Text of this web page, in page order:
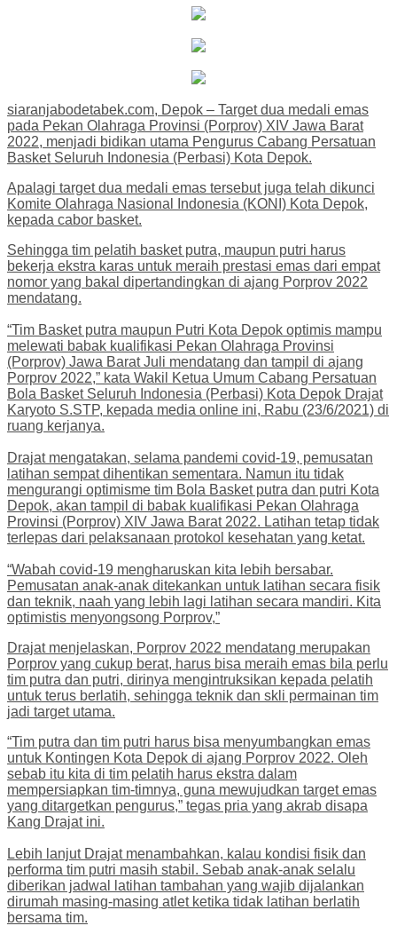
siaranjabodetabek.com, Depok – Target dua medali emas
pada Pekan Olahraga Provinsi (Porprov) XIV Jawa Barat
2022, menjadi bidikan utama Pengurus Cabang Persatuan
Basket Seluruh Indonesia (Perbasi) Kota Depok.
Apalagi target dua medali emas tersebut juga telah dikunci
Komite Olahraga Nasional Indonesia (KONI) Kota Depok,
kepada cabor basket.
Sehingga tim pelatih basket putra, maupun putri harus
bekerja ekstra karas untuk meraih prestasi emas dari empat
nomor yang bakal dipertandingkan di ajang Porprov 2022
mendatang.
“Tim Basket putra maupun Putri Kota Depok optimis mampu
melewati babak kualifikasi Pekan Olahraga Provinsi
(Porprov) Jawa Barat Juli mendatang dan tampil di ajang
Porprov 2022,” kata Wakil Ketua Umum Cabang Persatuan
Bola Basket Seluruh Indonesia (Perbasi) Kota Depok Drajat
Karyoto S.STP, kepada media online ini, Rabu (23/6/2021) di
ruang kerjanya.
Drajat mengatakan, selama pandemi covid-19, pemusatan
latihan sempat dihentikan sementara. Namun itu tidak
mengurangi optimisme tim Bola Basket putra dan putri Kota
Depok, akan tampil di babak kualifikasi Pekan Olahraga
Provinsi (Porprov) XIV Jawa Barat 2022. Latihan tetap tidak
terlepas dari pelaksanaan protokol kesehatan yang ketat.
“Wabah covid-19 mengharuskan kita lebih bersabar.
Pemusatan anak-anak ditekankan untuk latihan secara fisik
dan teknik, naah yang lebih lagi latihan secara mandiri. Kita
optimistis menyongsong Porprov,”
Drajat menjelaskan, Porprov 2022 mendatang merupakan
Porprov yang cukup berat, harus bisa meraih emas bila perlu
tim putra dan putri, dirinya mengintruksikan kepada pelatih
untuk terus berlatih, sehingga teknik dan skli permainan tim
jadi target utama.
“Tim putra dan tim putri harus bisa menyumbangkan emas
untuk Kontingen Kota Depok di ajang Porprov 2022. Oleh
sebab itu kita di tim pelatih harus ekstra dalam
mempersiapkan tim-timnya, guna mewujudkan target emas
yang ditargetkan pengurus,” tegas pria yang akrab disapa
Kang Drajat ini.
Lebih lanjut Drajat menambahkan, kalau kondisi fisik dan
performa tim putri masih stabil. Sebab anak-anak selalu
diberikan jadwal latihan tambahan yang wajib dijalankan
dirumah masing-masing atlet ketika tidak latihan berlatih
bersama tim.